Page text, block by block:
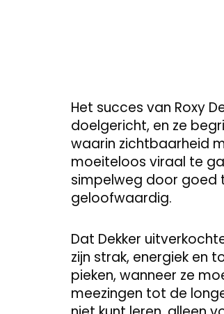
Het succes van Roxy
doelgericht, en ze
waarin zichtbaarheid
moeiteloos viraal te
simpelweg door goed
geloofwaardig.
Dat Dekker
zijn strak, energiek en
pieken, wanneer ze
meezingen tot de